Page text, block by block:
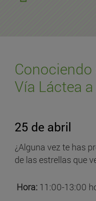
Conociendo
Vía Láctea
25 de abril
¿Alguna vez te has
de las estrellas que
Hora: 11:00-13:00